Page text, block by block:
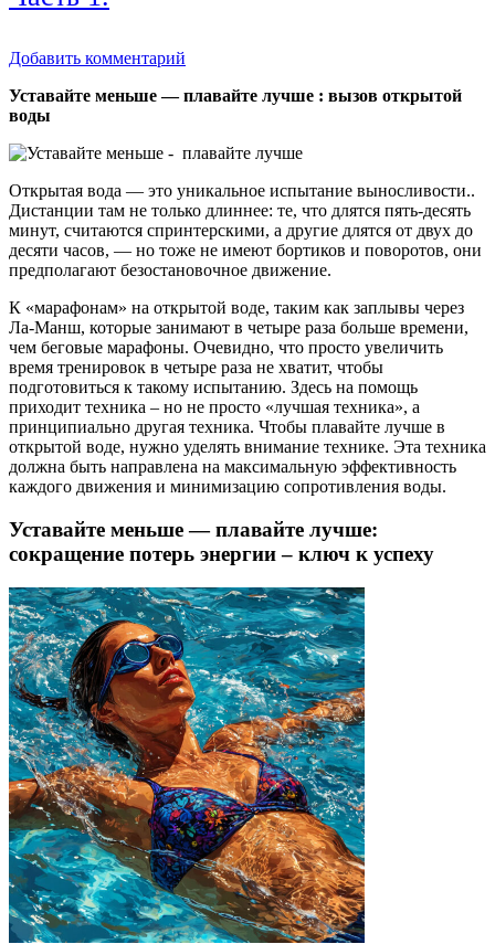
Добавить комментарий
Уставайте меньше — плавайте лучше : вызов открытой
воды
Открытая вода — это уникальное испытание выносливости..
Дистанции там не только длиннее: те, что длятся пять-десять
минут, считаются спринтерскими, а другие длятся от двух до
десяти часов, — но тоже не имеют бортиков и поворотов, они
предполагают безостановочное движение.
К «марафонам» на открытой воде, таким как заплывы через
Ла-Манш, которые занимают в четыре раза больше времени,
чем беговые марафоны. Очевидно, что просто увеличить
время тренировок в четыре раза не хватит, чтобы
подготовиться к такому испытанию. Здесь на помощь
приходит техника – но не просто «лучшая техника», а
принципиально другая техника. Чтобы плавайте лучше в
открытой воде, нужно уделять внимание технике. Эта техника
должна быть направлена на максимальную эффективность
каждого движения и минимизацию сопротивления воды.
Уставайте меньше — плавайте лучше:
сокращение потерь энергии – ключ к успеху